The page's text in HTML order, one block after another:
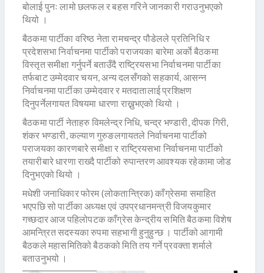
बोलाई पुनः लामो छलफल र बहस गरिने जानकारी गराउनुभएको
थियो ।
बैठकमा पार्टीका वरिष्ठ नेता रामचन्द्र पौडेलले प्रतिनिधि र
प्रदेशसभा निर्वाचनमा पार्टीको पराजयका बारेमा अर्काे बैठकमा
विस्तृत समीक्षा गर्नुपर्ने बताउँदै राष्ट्रियसभा निर्वाचनमा पार्टीका
तर्फबाट उम्मेदवार चयन, अन्य दलसँगको सहकार्य, आसन्न
निर्वाचनमा पार्टीका उम्मेदवार र मतदातालाई प्रशिक्षण
दिनुपर्नेलगायत विषयमा धारणा राख्नुभएको थियो ।
बैठकमा पार्टी नेताहरु विमलेन्द्र निधि, चन्द्र भण्डारी, दीपक गिरी,
शंकर भण्डारी, कल्याण गुरुङलगायतले निर्वाचनमा पार्टीको
पराजयका कारणबारे समीक्षा र राष्ट्रियसभा निर्वाचनमा पार्टीको
तयारीबारे धारणा राख्दै पार्टीको रुपान्तरण आवश्यक रहेकामा जोड
दिनुभएको थियो ।
मधेशी जनाधिकार फोरम (लोकतान्त्रिक) काँग्रेसमा समाहित
भएपछि सो पार्टीका अध्यक्ष एवं उपप्रधानमन्त्री विजयकुमार
गच्छदार आज पहिलोपटक काँग्रेस केन्द्रीय समिति बैठकमा विशेष
आमन्त्रित सदस्यका रुपमा सहभागी हुनुहुन्छ । पार्टीको आगामी
बैठकले महासमितिको बैठकको मिति तय गर्ने प्रवक्ता शर्माले
बताउनुभयो ।